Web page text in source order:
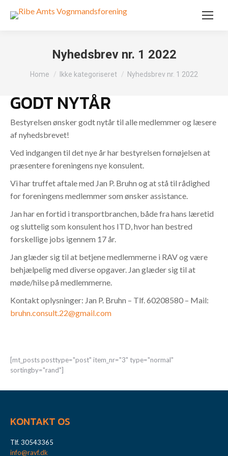
Nyhedsbrev nr. 1 2022
You are here:
Home Ikke kategoriseret Nyhedsbrev nr. 1 2022
GODT NYTÅR
Bestyrelsen ønsker godt nytår til alle medlemmer og læsere
af nyhedsbrevet!
Ved indgangen til det nye år har bestyrelsen fornøjelsen at
præsentere foreningens nye konsulent.
Vi har truffet aftale med Jan P. Bruhn og at stå til rådighed
for foreningens medlemmer som ønsker assistance.
Jan har en fortid i transportbranchen, både fra hans læretid
og sluttelig som konsulent hos ITD, hvor han bestred
forskellige jobs igennem 17 år.
Jan glæder sig til at betjene medlemmerne i RAV og være
behjælpelig med diverse opgaver. Jan glæder sig til at
møde/hilse på medlemmerne.
Kontakt oplysninger: Jan P. Bruhn – Tlf. 60208580 – Mail:
bruhn.consult.22@gmail.com
[mt_posts posttype="post" item_nr="3" type="normal"
sortingby="rand"]
KONTAKT OS
Tlf. 30543365
info@ravf.dk